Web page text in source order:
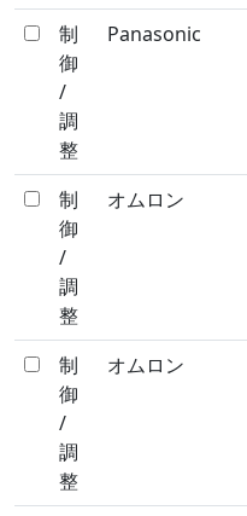
制
御
/
調
整
Panasonic
制
御
/
調
整
オムロン
制
御
/
調
整
オムロン